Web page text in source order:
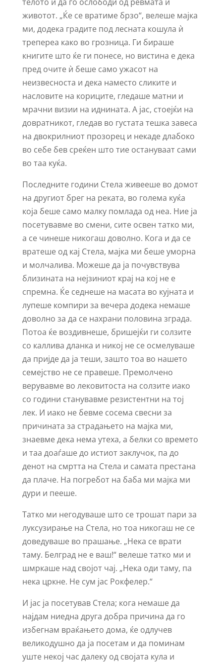
животот. „Ќе се вратиме брзо“, велеше мајка
ми, додека градите под лесната кошула ѝ
трепереа како во грозница. Ги бираше
книгите што ќе ги понесе, но вистина е дека
пред очите ѝ беше само ужасот на
неизвесноста и дека наместо сликите и
насловите на кориците, гледаше матни и
мрачни визии на иднината. А јас, стоејќи на
довратникот, гледав во густата тешка завеса
на двокрилниот прозорец и некаде длабоко
во себе бев среќен што тие остануваат сами
во таа куќа.
Последните години Стела живееше во домот
на другиот брег на реката, во голема куќа
која беше само малку помлада од неа. Ние ја
посетувавме во смени, сите освен татко ми,
а се чинеше никогаш доволно. Кога и да се
вратеше од кај Стела, мајка ми беше уморна
и молчалива. Можеше да ја почувствува
близината на нејзиниот крај на кој не е
спремна. Ќе седнеше на масата во кујната и
лупеше компири за вечера додека немаше
доволно за да се нахрани половина зграда.
Потоа ќе воздивнеше, бришејќи ги солзите
со каллива дланка и никој не се осмелуваше
да пријде да ја теши, зашто тоа во нашето
семејство не се правеше. Премолчено
верувавме во лековитоста на солзите иако
со години станувавме резистентни на тој
лек. И иако не бевме сосема свесни за
причината за страдањето на мајка ми,
знаевме дека нема утеха, а белки со времето
и таа доаѓаше до истиот заклучок, па до
денот на смртта на Стела и самата престана
да плаче. На погребот на баба ми мајка ми
дури и пееше.
Татко ми негодуваше што се трошат пари за
луксузирање на Стела, но тоа никогаш не се
доведуваше во прашање. „Нека се врати
таму. Белград не е ваш!“ велеше татко ми и
шмркаше над својот чај. „Нека оди таму, па
нека цркне. Не сум јас Рокфелер.“
И јас ја посетував Стела; кога немаше да
најдам ниедна друга добра причина да го
избегнам враќањето дома, ќе одлучев
великодушно да ја посетам и да поминам
уште некој час далеку од својата кула и